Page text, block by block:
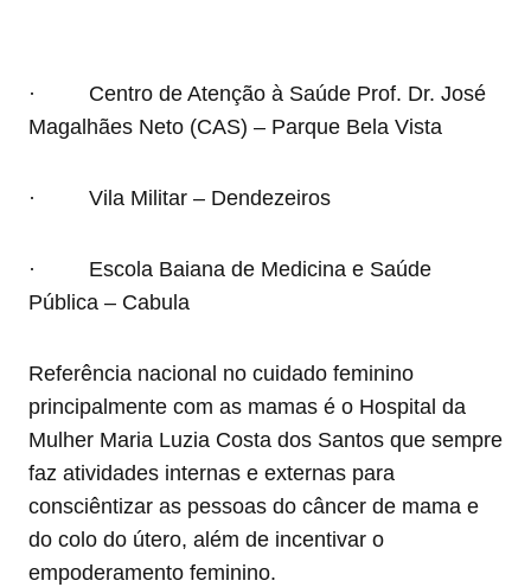
· Centro de Atenção à Saúde Prof. Dr. José
Magalhães Neto (CAS) – Parque Bela Vista
· Vila Militar – Dendezeiros
· Escola Baiana de Medicina e Saúde
Pública – Cabula
Referência nacional no cuidado feminino
principalmente com as mamas é o Hospital da
Mulher Maria Luzia Costa dos Santos que sempre
faz atividades internas e externas para
consciêntizar as pessoas do câncer de mama e
do colo do útero, além de incentivar o
empoderamento feminino.